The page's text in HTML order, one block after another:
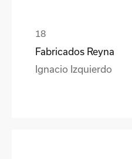
Fabricados Reyna
Ignacio Izquierdo